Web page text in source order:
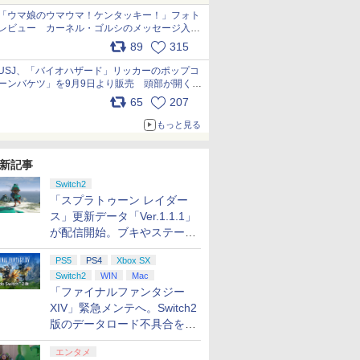
ウマ娘のウマウマ！ケンタッキー！」フォト
ビュー カーネル・ゴルシのメッセージ入り
ッケージや描き下ろしトレカなどが登場
89 315
、「バイオハザード」リッカーのポップコ
ンバケツ」を9月9日より販売 頭部が開く仕
み。味は恐怖を堪のう「味噌フレーバー」
65 207
もっと見る
記事
Switch2
「スプラトゥーン レイダー
ス」更新データ「Ver.1.1.1」
が配信開始。ブキやステージ
に関する不具合を修正
PS5 PS4
Xbox SX
Switch2
WIN Mac
「ファイナルファンタジー
XIV」緊急メンテへ。Switch2
版のデータロード不具合を最
適化
エンタメ